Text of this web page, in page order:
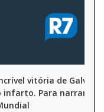
vitória de Galvão
infarto. Para narrar o